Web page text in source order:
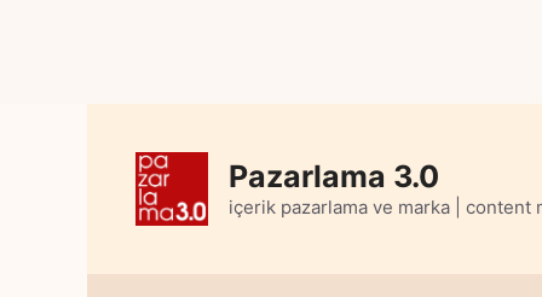
Pazarlama 3.0
içerik pazarlama ve marka | content